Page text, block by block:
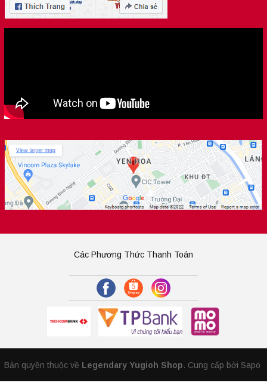
Các Phương Thức Thanh Toán
Bản quyền thuộc về Legendary Yugioh Shop. Cung cấp bởi Sapo